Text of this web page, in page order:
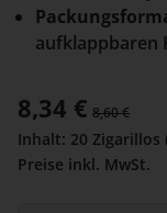
aufklappbaren
Verkaufspreis:
8,34 € Regulärer
8,60 €
Inhalt: 20 Zigarillos
Preise inkl. MwSt.